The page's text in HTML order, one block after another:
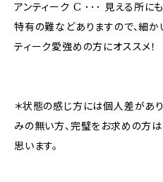
アンティーク C ･･･ 見える所に
特有の難などありますので、細か
ティーク愛強めの方にオススメ！
＊状態の感じ方には個人差があ
みの無い方、完璧をお求めの方
思います。